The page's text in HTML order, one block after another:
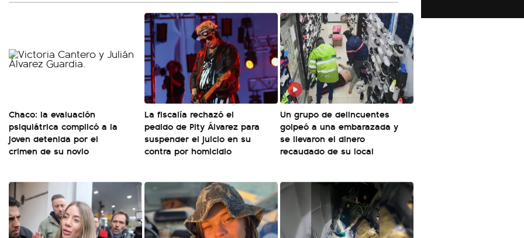
Chaco: la evaluación
psiquiátrica complicó a la
joven detenida por el
crimen de su novio
La fiscalía rechazó el
pedido de Pity Álvarez para
suspender el juicio en su
contra por homicidio
Un grupo de delincuentes
golpeó a una embarazada y
se llevaron el dinero
recaudado de su local
y destacó "la movilización popular". 📌 La
declaración fue desde el santuario de San
Cayetano, donde también advirtió que "la
sociedad no solo sufre porque no llega sino
que también está endeudada".
agua y soportó las bajas
últimos días: "Son dificultades